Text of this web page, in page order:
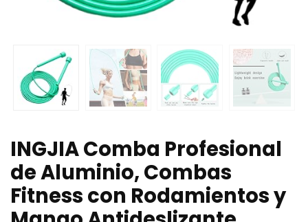
INGJIA Comba Profesional
de Aluminio, Combas
Fitness con Rodamientos y